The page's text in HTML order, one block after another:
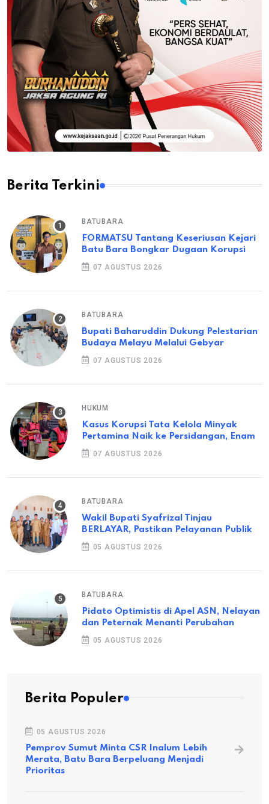
Berita Terkini
BATUBARA
FORMATSU Tantang Keseriusan Kejari
Batu Bara Bongkar Dugaan Korupsi
07 AGUSTUS 2026
BATUBARA
Bupati Baharuddin Dukung Pelestarian
Budaya Melayu Melalui Gebyar
07 AGUSTUS 2026
HUKUM
Kasus Korupsi Tata Kelola Minyak
Pertamina Naik ke Persidangan, Enam
07 AGUSTUS 2026
BATUBARA
Wakil Bupati Syafrizal Tinjau
BERLAYAR, Pastikan Pelayanan Publik
05 AGUSTUS 2026
BATUBARA
Pidato Optimistis di Apel ASN, Nelayan
dan Peternak Menanti Perubahan
05 AGUSTUS 2026
Berita Populer
05 AGUSTUS 2026
Pemprov Sumut Minta CSR Inalum Lebih
Merata, Batu Bara Berpeluang Menjadi
Prioritas